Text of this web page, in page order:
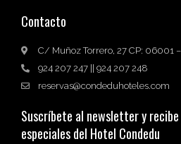
Contacto
C/ Muñoz Torrero, 27 CP: 06001
924 207 247 || 924 207 248
reservas@condeduhoteles.com
Suscríbete al newsletter y
especiales del Hotel Condedu